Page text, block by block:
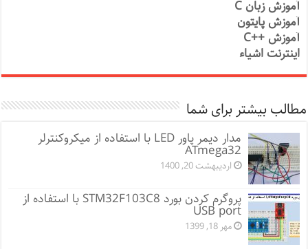
آموزش زبان C
آموزش پایتون
آموزش ++C
اینترنت اشیاء
مطالب بیشتر برای شما
مدار دیمر پاور LED با استفاده از میکروکنترلر
ATmega32
اردیبهشت 20, 1400
پروگرم کردن بورد STM32F103C8 با استفاده از
USB port
مهر 18, 1399